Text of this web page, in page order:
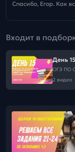
Спасибо, Егор. Как
Входит в
День 15
ОГЭ ПО
2 видео